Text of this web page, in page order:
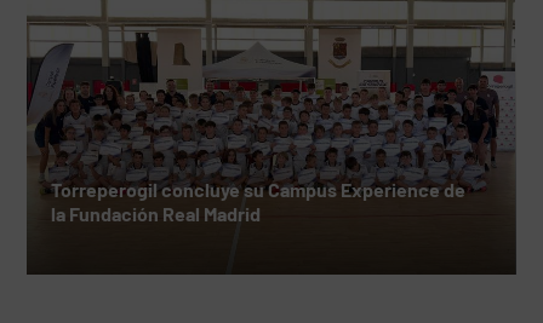
Torreperogil concluye su Campus Experience de
la Fundación Real Madrid